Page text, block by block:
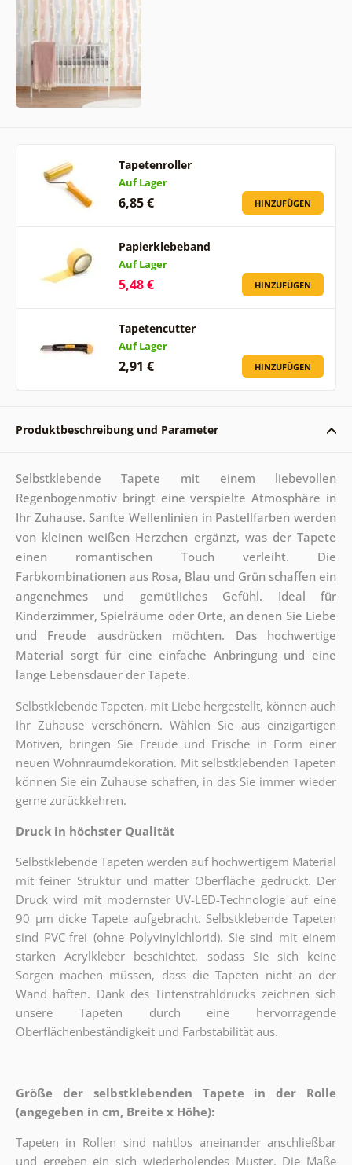
Tapetenroller
Auf Lager
6,85 € HINZUFÜGEN
Papierklebeband
Auf Lager
5,48 € HINZUFÜGEN
Tapetencutter
Auf Lager
2,91 € HINZUFÜGEN
Produktbeschreibung und Parameter
Selbstklebende Tapete mit einem liebevollen
Regenbogenmotiv bringt eine verspielte Atmosphäre in
Ihr Zuhause. Sanfte Wellenlinien in Pastellfarben werden
von kleinen weißen Herzchen ergänzt, was der Tapete
einen romantischen Touch verleiht. Die
Farbkombinationen aus Rosa, Blau und Grün schaffen ein
angenehmes und gemütliches Gefühl. Ideal für
Kinderzimmer, Spielräume oder Orte, an denen Sie Liebe
und Freude ausdrücken möchten. Das hochwertige
Material sorgt für eine einfache Anbringung und eine
lange Lebensdauer der Tapete.
Selbstklebende Tapeten, mit Liebe hergestellt, können auch
Ihr Zuhause verschönern. Wählen Sie aus einzigartigen
Motiven, bringen Sie Freude und Frische in Form einer
neuen Wohnraumdekoration. Mit selbstklebenden Tapeten
können Sie ein Zuhause schaffen, in das Sie immer wieder
gerne zurückkehren.
Druck in höchster Qualität
Selbstklebende Tapeten werden auf hochwertigem Material
mit feiner Struktur und matter Oberfläche gedruckt. Der
Druck wird mit modernster UV-LED-Technologie auf eine
90 µm dicke Tapete aufgebracht. Selbstklebende Tapeten
sind PVC-frei (ohne Polyvinylchlorid). Sie sind mit einem
starken Acrylkleber beschichtet, sodass Sie sich keine
Sorgen machen müssen, dass die Tapeten nicht an der
Wand haften. Dank des Tintenstrahldrucks zeichnen sich
unsere Tapeten durch eine hervorragende
Oberflächenbeständigkeit und Farbstabilität aus.
Größe der selbstklebenden Tapete in der Rolle
(angegeben in cm, Breite x Höhe):
Tapeten in Rollen sind nahtlos aneinander anschließbar
und ergeben ein sich wiederholendes Muster. Die Maße